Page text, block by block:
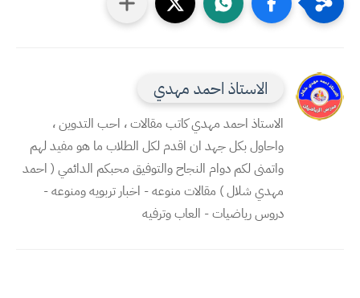
الاستاذ احمد مهدي
الاستاذ احمد مهدي كاتب مقالات ، احب التدوين ،
واحاول بكل جهد ان اقدم لكل الطلاب ما هو مفيد لهم
واتمنى لكم دوام النجاح والتوفيق محبكم الدائمي ( احمد
مهدي شلال ) مقالات منوعه - اخبار تربويه ومنوعه -
دروس رياضيات - العاب وترفيه